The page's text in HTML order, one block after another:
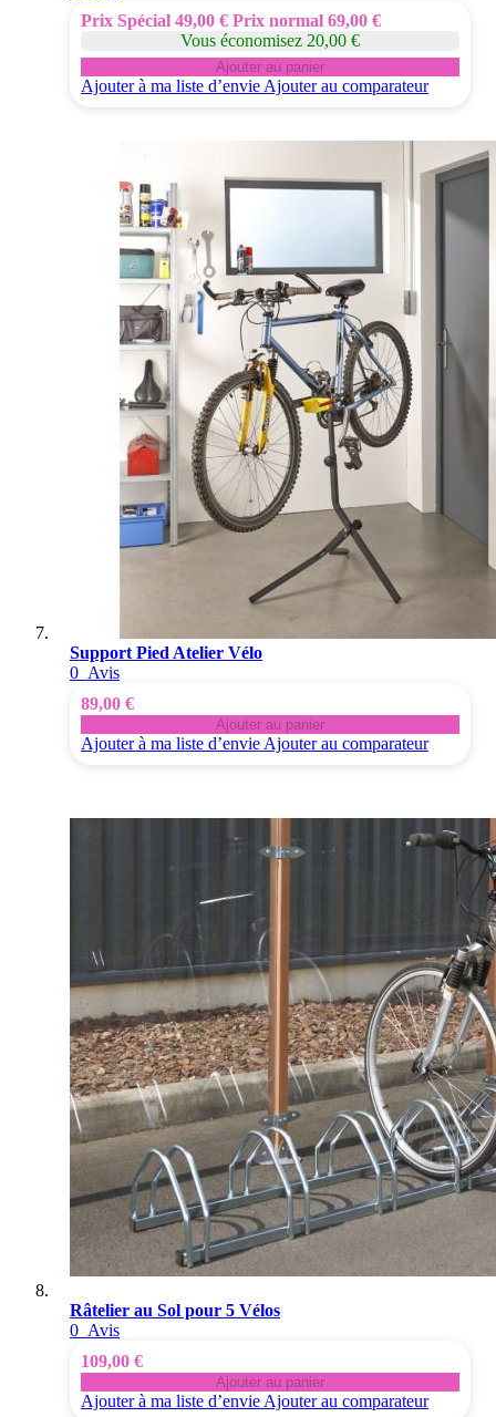
Prix Spécial 49,00 € Prix normal 69,00 €
Vous économisez 20,00 €
Ajouter au panier
Ajouter à ma liste d’envie Ajouter au comparateur
Support Pied Atelier Vélo
0 Avis
89,00 €
Ajouter au panier
Ajouter à ma liste d’envie Ajouter au comparateur
Râtelier au Sol pour 5 Vélos
0 Avis
109,00 €
Ajouter au panier
Ajouter à ma liste d’envie Ajouter au comparateur